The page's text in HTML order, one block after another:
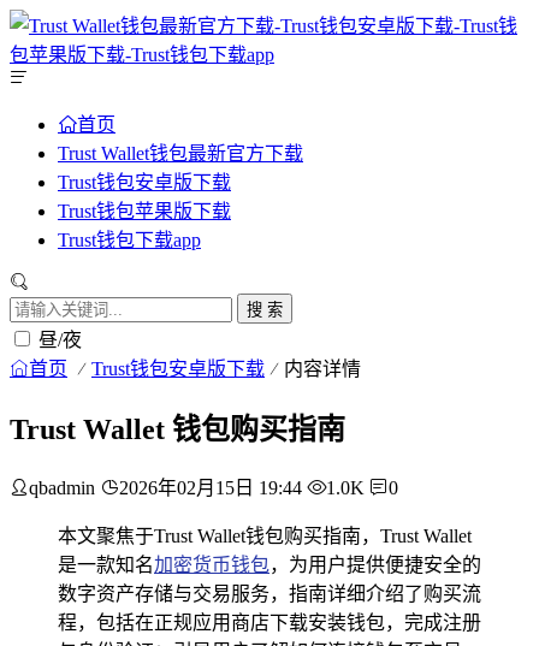
首页
Trust Wallet钱包最新官方下载
Trust钱包安卓版下载
Trust钱包苹果版下载
Trust钱包下载app
搜 索
昼/夜
首页 Trust钱包安卓版下载 内容详情
Trust Wallet 钱包购买指南
qbadmin 2026年02月15日 19:44 1.0K 0
本文聚焦于Trust Wallet钱包购买指南，Trust Wallet
是一款知名加密货币钱包，为用户提供便捷安全的
数字资产存储与交易服务，指南详细介绍了购买流
程，包括在正规应用商店下载安装钱包，完成注册